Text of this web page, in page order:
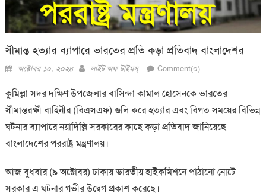
সীমান্ত হত্যার ব্যাপারে ভারতের প্রতি কড়া প্রতিবাদ বাংলাদেশর
Posted
অক্টোবর ১০, ২০২৪ Author
লাইট অফ টাইমস্ Comment(০)
কুমিল্লা সদর দক্ষিণ উপজেলার বাসিন্দা কামাল হোসেনকে ভারতের
সীমান্তরক্ষী বাহিনীর (বিএসএফ) গুলি করে হত্যার এবং বিগত সময়ের বিভিন্ন
ঘটনার ব্যাপারে নয়াদিল্লি সরকারের কাছে কড়া প্রতিবাদ জানিয়েছে
বাংলাদেশের পররাষ্ট্র মন্ত্রণালয়।
আজ বুধবার (৯ অক্টোবর) ঢাকায় ভারতীয় হাইকমিশনে পাঠানো নোটে
সরকার এ ঘটনার গভীর উদ্বেগ প্রকাশ করেছে।